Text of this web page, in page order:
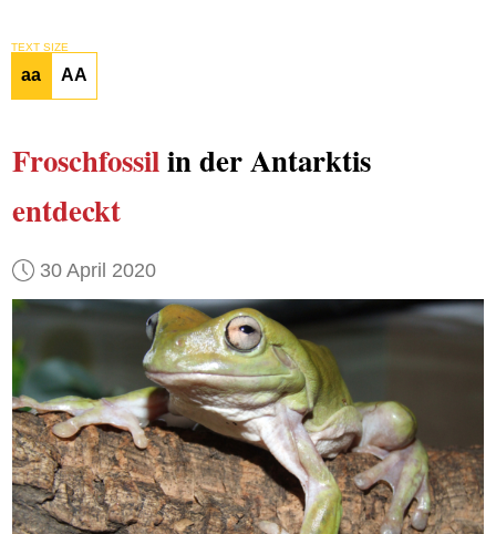
TEXT SIZE
aa AA
Froschfossilin der Antarktis
entdeckt
30 April 2020